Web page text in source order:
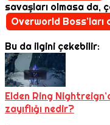
savaşları olmasa da,
Overworld
Bu da ilgini çekebilir:
Elden Ring
zayıflığı nedir?